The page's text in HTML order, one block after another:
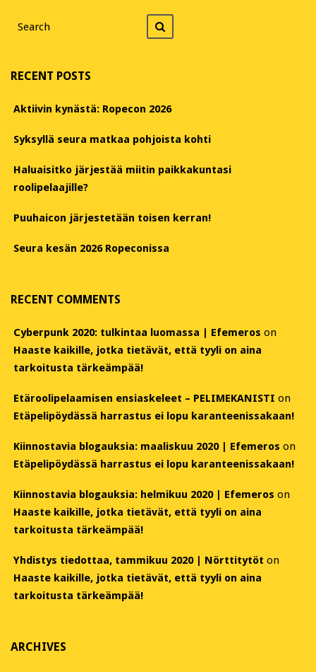
for
RECENT POSTS
Aktiivin kynästä: Ropecon 2026
Syksyllä seura matkaa pohjoista kohti
Haluaisitko järjestää miitin paikkakuntasi
roolipelaajille?
Puuhaicon järjestetään toisen kerran!
Seura kesän 2026 Ropeconissa
RECENT COMMENTS
Cyberpunk 2020: tulkintaa luomassa | Efemeros on
Haaste kaikille, jotka tietävät, että tyyli on aina
tarkoitusta tärkeämpää!
Etäroolipelaamisen ensiaskeleet – PELIMEKANISTI on
Etäpelipöydässä harrastus ei lopu karanteenissakaan!
Kiinnostavia blogauksia: maaliskuu 2020 | Efemeros on
Etäpelipöydässä harrastus ei lopu karanteenissakaan!
Kiinnostavia blogauksia: helmikuu 2020 | Efemeros on
Haaste kaikille, jotka tietävät, että tyyli on aina
tarkoitusta tärkeämpää!
Yhdistys tiedottaa, tammikuu 2020 | Nörttitytöt on
Haaste kaikille, jotka tietävät, että tyyli on aina
tarkoitusta tärkeämpää!
ARCHIVES